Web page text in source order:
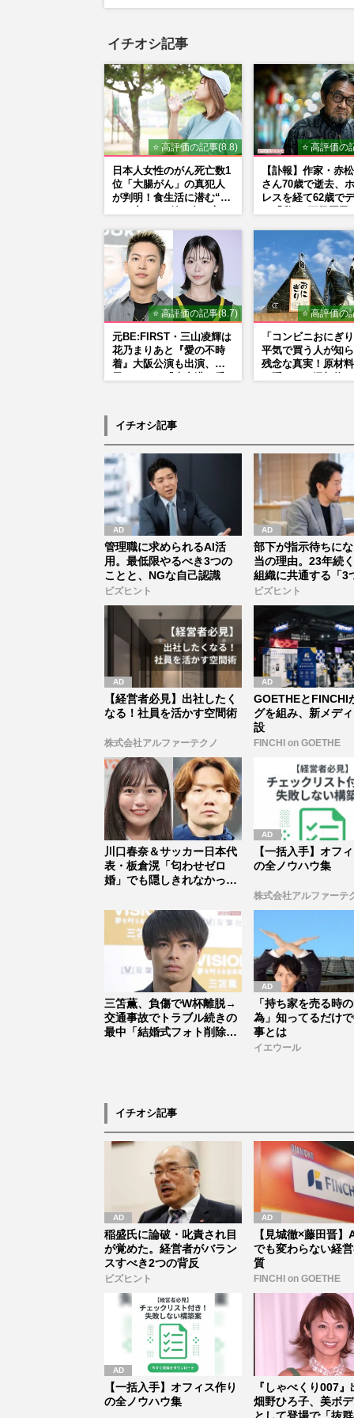
イチオシ記事
⭐ 高評価の記事(8.8)
日本人女性のがん死亡数1
位「大腸がん」の真犯人
が判明！食生活に潜む“落
⭐ 高評価の
【訃報】作家・赤
さん70歳で逝去、
レスを経て62歳で
続けます」壮絶人生
⭐ 高評価の記事(8.7)
元BE:FIRST・三山凌輝は
花乃まりあと『愛の不時
着』大阪公演も出演、趣
⭐ 高評価の
「コンビニおにぎ
平気で買う人が知
残念な真実！原材
イチオシ記事
管理職に求められるAI活
用。最低限やるべき3つの
ことと、NGな自己認識
ビズヒント
部下が指示待ちに
当の理由。23年続
組織に共通する「3
素」
ビズヒント
【経営者必見】出社したく
なる！社員を活かす空間術
株式会社アルファーテクノ
GOETHEとFINCHI
グを組み、新メデ
設
FINCHI on GOETHE
川口春奈＆サッカー日本代
表・板倉滉「匂わせゼロ
婚」でも隠しきれなかった
【一括入手】オフ
の全ノウハウ集
株式会社アルファーテ
三笘薫、負傷でW杯離脱→
交通事故でトラブル続きの
最中「結婚式フォト削除」
「持ち家を売る時
為」知ってるだけ
事とは
イエウール
イチオシ記事
稲盛氏に論破・叱責され目
が覚めた。経営者がバラン
スすべき2つの背反
ビズヒント
【見城徹×藤田晋】
でも変わらない経
質
FINCHI on GOETHE
【一括入手】オフィス作り
の全ノウハウ集
『しゃべくり007』
畑野ひろ子、美ボ
として登場で「抜